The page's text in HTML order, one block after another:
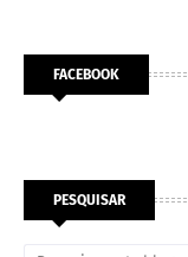
FACEBOOK
PESQUISAR